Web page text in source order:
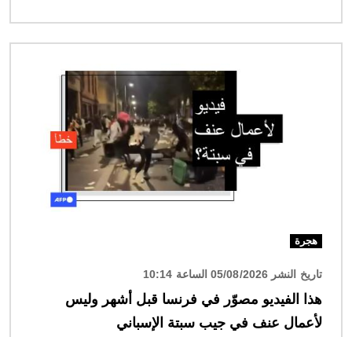
هجرة
تاريخ النشر 05/08/2026 الساعة 10:14
هذا الفيديو مصوّر في فرنسا قبل أشهر وليس
لأعمال عنف في جيب سبتة الإسباني